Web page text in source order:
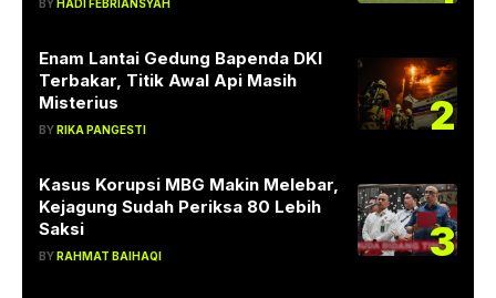
BYHADI FEBRIANSYAH
Enam Lantai Gedung Bapenda DKI
Terbakar, Titik Awal Api Masih
Misterius
BYRIKA PANGESTI 2
Kasus Korupsi MBG Makin Melebar,
Kejagung Sudah Periksa 80 Lebih
Saksi
BYRAHMAT BAIHAQI 3